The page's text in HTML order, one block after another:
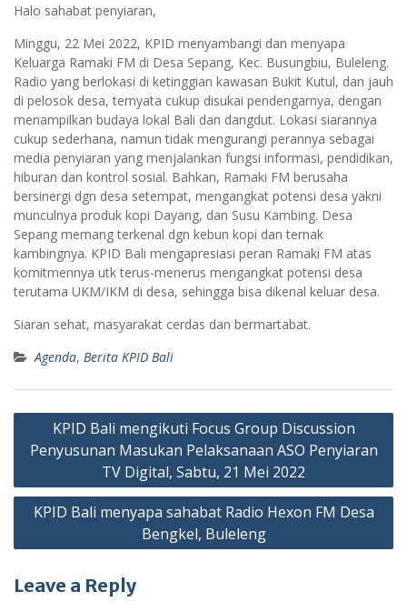
Halo sahabat penyiaran,
Minggu, 22 Mei 2022, KPID menyambangi dan menyapa
Keluarga Ramaki FM di Desa Sepang, Kec. Busungbiu, Buleleng.
Radio yang berlokasi di ketinggian kawasan Bukit Kutul, dan jauh
di pelosok desa, ternyata cukup disukai pendengarnya, dengan
menampilkan budaya lokal Bali dan dangdut. Lokasi siarannya
cukup sederhana, namun tidak mengurangi perannya sebagai
media penyiaran yang menjalankan fungsi informasi, pendidikan,
hiburan dan kontrol sosial. Bahkan, Ramaki FM berusaha
bersinergi dgn desa setempat, mengangkat potensi desa yakni
munculnya produk kopi Dayang, dan Susu Kambing. Desa
Sepang memang terkenal dgn kebun kopi dan ternak
kambingnya. KPID Bali mengapresiasi peran Ramaki FM atas
komitmennya utk terus-menerus mengangkat potensi desa
terutama UKM/IKM di desa, sehingga bisa dikenal keluar desa.
Siaran sehat, masyarakat cerdas dan bermartabat.
Agenda, Berita KPID Bali
Post
navigation
KPID Bali mengikuti Focus Group Discussion
Penyusunan Masukan Pelaksanaan ASO Penyiaran
TV Digital, Sabtu, 21 Mei 2022
KPID Bali menyapa sahabat Radio Hexon FM Desa
Bengkel, Buleleng
Leave a Reply